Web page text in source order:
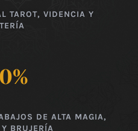
TAROT, VIDENCIA Y
%
DE ALTA MAGIA,
BRUJERÍA